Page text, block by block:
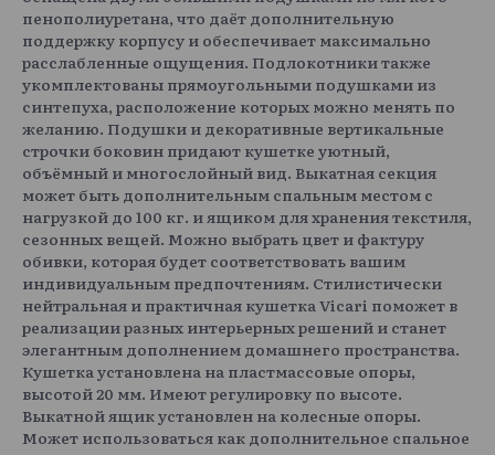
пенополиуретана, что даёт дополнительную
поддержку корпусу и обеспечивает максимально
расслабленные ощущения. Подлокотники также
укомплектованы прямоугольными подушками из
синтепуха, расположение которых можно менять по
желанию. Подушки и декоративные вертикальные
строчки боковин придают кушетке уютный,
объёмный и многослойный вид. Выкатная секция
может быть дополнительным спальным местом с
нагрузкой до 100 кг. и ящиком для хранения текстиля,
сезонных вещей. Можно выбрать цвет и фактуру
обивки, которая будет соответствовать вашим
индивидуальным предпочтениям. Стилистически
нейтральная и практичная кушетка Vicari поможет в
реализации разных интерьерных решений и станет
элегантным дополнением домашнего пространства.
Кушетка установлена на пластмассовые опоры,
высотой 20 мм. Имеют регулировку по высоте.
Выкатной ящик установлен на колесные опоры.
Может использоваться как дополнительное спальное